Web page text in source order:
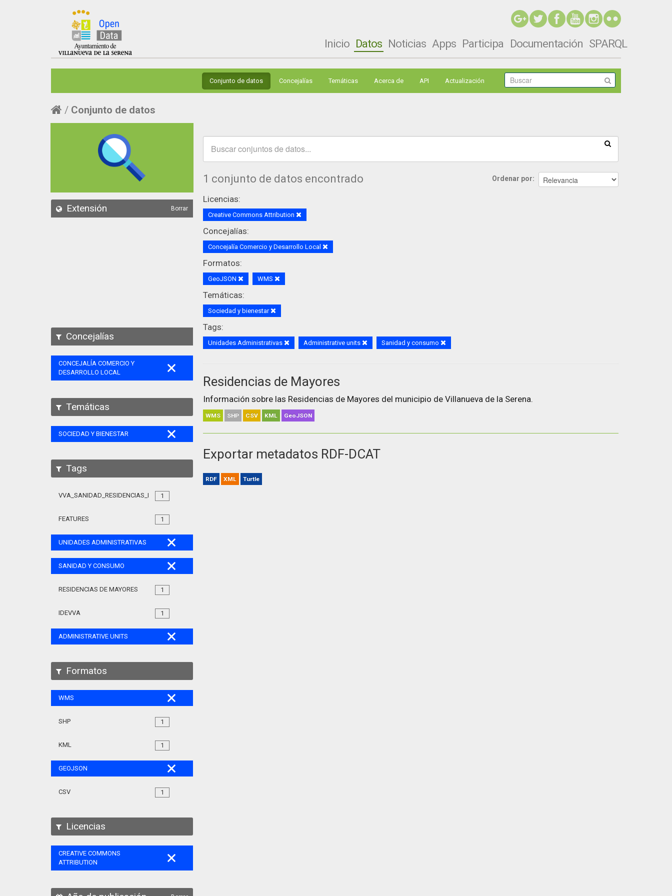
Inicio Datos Noticias Apps Participa Documentación SPARQL
Conjunto de datos Concejalías Temáticas Acerca de API Actualización
Conjunto de datos
Extensión Borrar
Concejalías
CONCEJALÍA COMERCIO Y
DESARROLLO LOCAL
Temáticas
SOCIEDAD Y BIENESTAR
Tags
1
VVA_SANIDAD_RESIDENCIAS_MAYORES_105
1
FEATURES
UNIDADES ADMINISTRATIVAS
SANIDAD Y CONSUMO
1
RESIDENCIAS DE MAYORES
1
IDEVVA
ADMINISTRATIVE UNITS
Formatos
WMS
1
SHP
1
KML
GEOJSON
1
CSV
Licencias
CREATIVE COMMONS
ATTRIBUTION
Ordenar por
1 conjunto de datos encontrado
Licencias:
Creative Commons Attribution
Concejalías:
Concejalía Comercio y Desarrollo Local
Formatos:
GeoJSON WMS
Temáticas:
Sociedad y bienestar
Tags:
Unidades Administrativas Administrative units Sanidad y consumo
Residencias de Mayores
Información sobre las Residencias de Mayores del municipio de Villanueva de la Serena.
WMS SHP CSV KML GeoJSON
Exportar metadatos RDF-DCAT
RDF XML Turtle